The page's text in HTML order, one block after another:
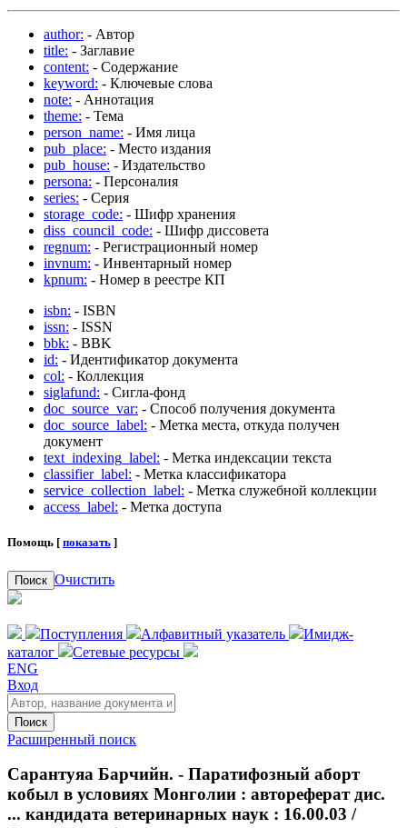
author: - Автор
title: - Заглавие
content: - Содержание
keyword: - Ключевые слова
note: - Аннотация
theme: - Тема
person_name: - Имя лица
pub_place: - Место издания
pub_house: - Издательство
persona: - Персоналия
series: - Серия
storage_code: - Шифр хранения
diss_council_code: - Шифр диссовета
regnum: - Регистрационный номер
invnum: - Инвентарный номер
kpnum: - Номер в реестре КП
isbn: - ISBN
issn: - ISSN
bbk: - BBK
id: - Идентификатор документа
col: - Коллекция
siglafund: - Сигла-фонд
doc_source_var: - Способ получения документа
doc_source_label: - Метка места, откуда получен
документ
text_indexing_label: - Метка индексации текста
classifier_label: - Метка классификатора
service_collection_label: - Метка служебной коллекции
access_label: - Метка доступа
Помощь [ показать ]
Поиск Очистить
Поступления Алфавитный указатель
Имидж-
каталог
Сетевые ресурсы
ENG
Вход
Поиск
Расширенный поиск
Сарантуяа Барчийн. - Паратифозный аборт
кобыл в условиях Монголии : автореферат дис.
... кандидата ветеринарных наук : 16.00.03 /